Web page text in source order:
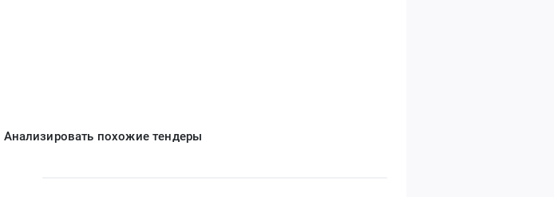
Анализировать похожие тендеры